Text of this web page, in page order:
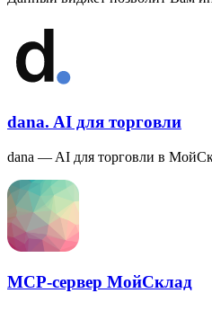
dana. AI для торговли
dana — AI для торговли в
MCP-сервер МойСклад